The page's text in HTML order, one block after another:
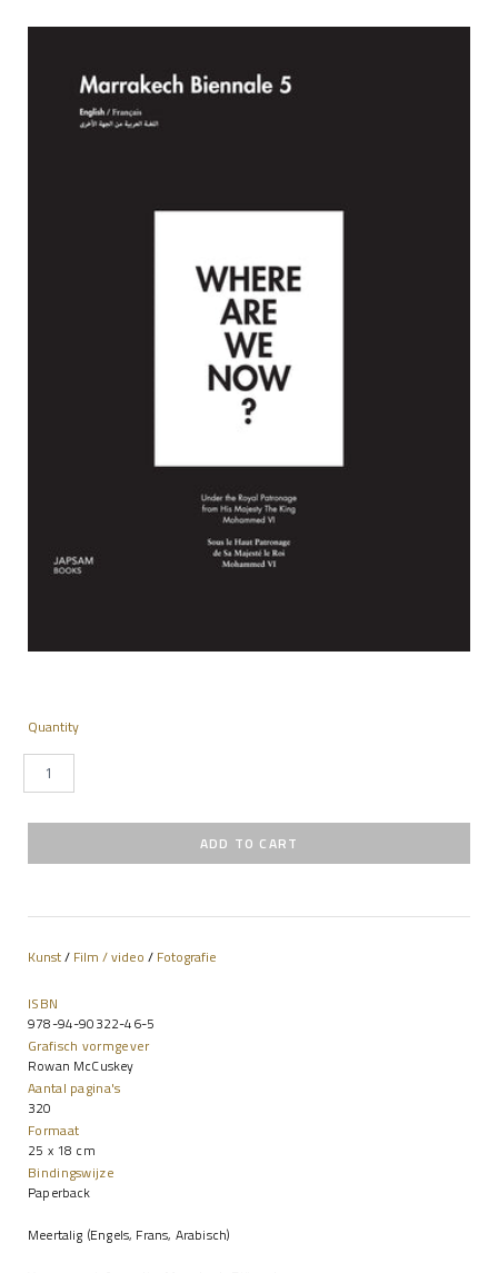
Quantity
Kunst/ Film / video / Fotografie
ISBN
978-94-90322-46-5
Grafisch vormgever
Rowan McCuskey
Aantal pagina's
320
Formaat
25 x 18 cm
Bindingswijze
Paperback
Meertalig (Engels, Frans, Arabisch)